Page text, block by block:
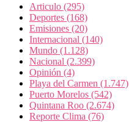
Articulo (295)
Deportes (168)
Emisiones (20)
Internacional (140)
Mundo (1.128)
Nacional (2.399)
Opinión (4)
Playa del Carmen (1.747)
Puerto Morelos (542)
Quintana Roo (2.674)
Reporte Clima (76)